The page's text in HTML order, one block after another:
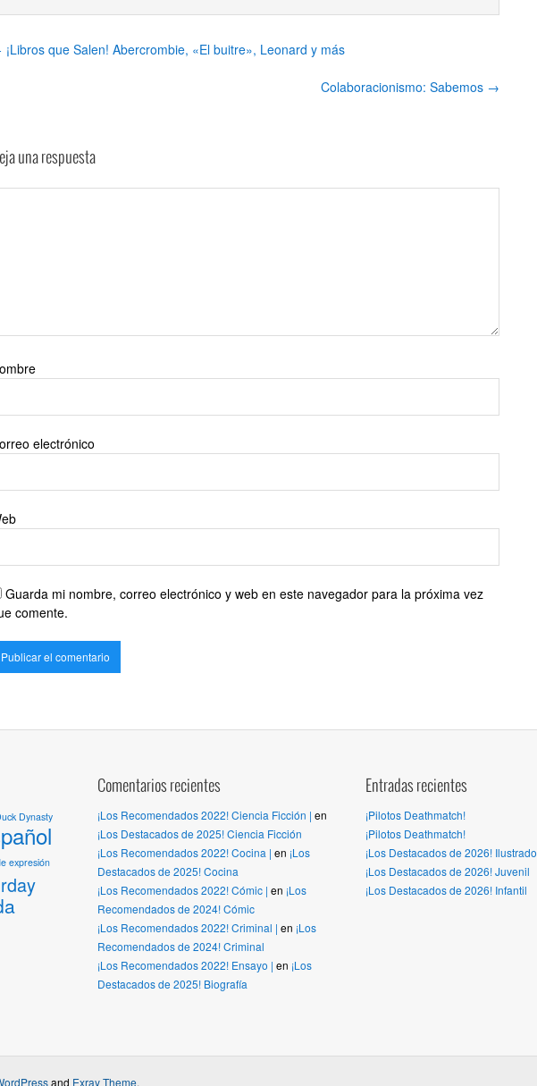
¡Libros que Salen! Abercrombie, «El buitre», Leonard y más
Colaboracionismo: Sabemos →
una respuesta
electrónico
Guarda mi nombre, correo electrónico y web en este navegador para la próxima vez
comente.
Dynasty
expresión
Comentarios recientes
¡Los Recomendados 2022! Ciencia Ficción | en
¡Los Destacados de 2025! Ciencia Ficción
¡Los Recomendados 2022! Cocina | en ¡Los
Destacados de 2025! Cocina
¡Los Recomendados 2022! Cómic | en ¡Los
Recomendados de 2024! Cómic
¡Los Recomendados 2022! Criminal | en ¡Los
Recomendados de 2024! Criminal
¡Los Recomendados 2022! Ensayo | en ¡Los
Destacados de 2025! Biografía
Entradas recientes
¡Pilotos Deathmatch!
¡Pilotos Deathmatch!
¡Los Destacados de 2026! Ilustrado
¡Los Destacados de 2026! Juvenil
¡Los Destacados de 2026! Infantil
and Exray Theme.